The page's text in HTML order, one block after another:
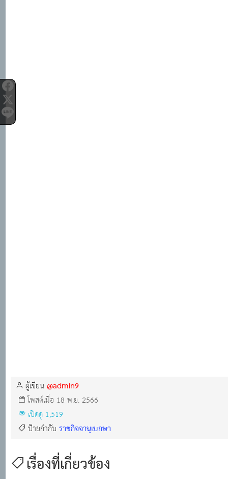
ผู้เขียน@admin9
โพสต์เมื่อ 18 พ.ย. 2566
เปิดดู 1,519
ป้ายกำกับราชกิจจานุเบกษา
เรื่องที่เกี่ยวข้อง